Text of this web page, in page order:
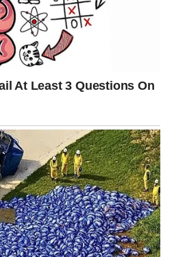
stvorili veliku rupu u njihovom
i njen emocionalni pad. Kada je
Nije mogla da veruje u ono što
žena postala senka osobe
oči više nisu sijale, njen osmeh je
je on bio uzrok njenog bola.